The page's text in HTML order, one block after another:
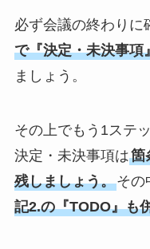
必ず会議の終わりに
で『決定・未決事項
ましょう。
その上でもう1ステッ
決定・未決事項は箇
残しましょう。その
記2.の『TODO』も